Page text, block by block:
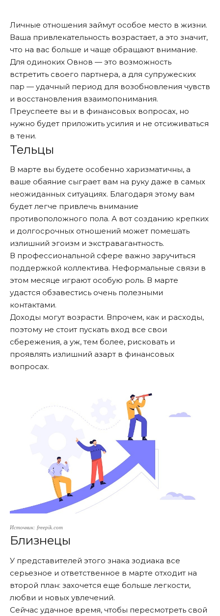
Личные отношения займут особое место в жизни.
Ваша привлекательность возрастает, а это значит,
что на вас больше и чаще обращают внимание.
Для одиноких Овнов — это возможность
встретить своего партнера, а для супружеских
пар — удачный период для возобновления чувств
и восстановления взаимопонимания.
Преуспеете вы и в финансовых вопросах, но
нужно будет приложить усилия и не отсиживаться
в тени.
Тельцы
В марте вы будете особенно харизматичны, а
ваше обаяние сыграет вам на руку даже в самых
неожиданных ситуациях. Благодаря этому вам
будет легче привлечь внимание
противоположного пола. А вот созданию крепких
и долгосрочных отношений может помешать
излишний эгоизм и экстравагантность.
В профессиональной сфере важно заручиться
поддержкой коллектива. Неформальные связи в
этом месяце играют особую роль. В марте
удастся обзавестись очень полезными
контактами.
Доходы могут возрасти. Впрочем, как и расходы,
поэтому не стоит пускать вход все свои
сбережения, а уж, тем более, рисковать и
проявлять излишний азарт в финансовых
вопросах.
Источник: freepik.com
Близнецы
У представителей этого знака зодиака все
серьезное и ответственное в марте отходит на
второй план: захочется еще больше легкости,
любви и новых увлечений.
Сейчас удачное время, чтобы пересмотреть свой